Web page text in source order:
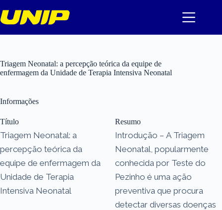
para
o
Triagem Neonatal: a percepção teórica da equipe de
enfermagem da Unidade de Terapia Intensiva Neonatal
Informações
Título
Triagem Neonatal: a
percepção teórica da
equipe de enfermagem da
Unidade de Terapia
Intensiva Neonatal
Resumo
Introdução – A Triagem
Neonatal, popularmente
conhecida por Teste do
Pezinho é uma ação
preventiva que procura
detectar diversas doenças